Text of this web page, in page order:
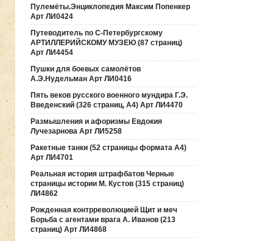
Пулемёты.Энциклопедия Максим Попенкер
Арт ЛИ0424
Путеводитель по С-Петербургскому
АРТИЛЛЕРИЙСКОМУ МУЗЕЮ (87 страниц)
Арт ЛИ4454
Пушки для боевых самолётов
А.Э.Нудельман Арт ЛИ0416
Пять веков русского военного мундира Г.Э.
Введенский (326 страниц, А4) Арт ЛИ4470
Размышления и афоризмы Евдокия
Лучезарнова Арт ЛИ5258
Ракетные танки (52 страницы формата А4)
Арт ЛИ4701
Реальная история штрафбатов Черные
страницы истории М. Кустов (315 страниц)
ЛИ4862
Рожденная контрреволюцией Щит и меч
Борьба с агентами врага А. Иванов (213
страниц) Арт ЛИ4868